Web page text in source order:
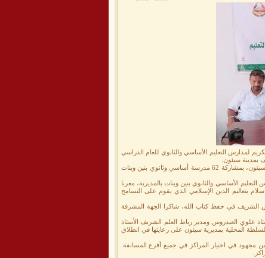
لمدارس التعليم الأساسي والثانوي للعام الدراسي
حيث انطلقت المسابقة القرآنية في 23 يناير 2024م واستمرت 18 يوم، احتضنها رباط العلم الشريف بمدينة سيئون، بمشاركة 62 مدرسة أساسي وثانوي بنين وبنات
الأساسي والثانوي بنين وبنات بالمديرية، معربا
بتعاليم الدين الإسلامي الذي يقوم على التسامح
الشريف في حفظ كتاب الله، شاكرا الجهة المشرفة
علوي العيدروس ومدير رباط العلم الشريف الأستاذ
المحلية بمديرية سيئون على رعايتها في انطلاق
مجهود في اختيار المراكز في جميع أفرع المسابقة.